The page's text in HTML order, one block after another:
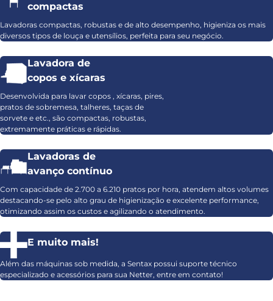
compactas
Lavadoras compactas, robustas e de alto desempenho, higieniza os mais
diversos tipos de louça e utensílios, perfeita para seu negócio.
Lavadora de
copos e xícaras
Desenvolvida para lavar copos , xícaras, pires,
pratos de sobremesa, talheres, taças de
sorvete e etc., são compactas, robustas,
extremamente práticas e rápidas.
Lavadoras de
avanço contínuo
Com capacidade de 2.700 a 6.210 pratos por hora, atendem altos volumes
destacando-se pelo alto grau de higienização e excelente performance,
otimizando assim os custos e agilizando o atendimento.
E muito mais!
Além das máquinas sob medida, a Sentax possui suporte técnico
especializado e acessórios para sua Netter, entre em contato!